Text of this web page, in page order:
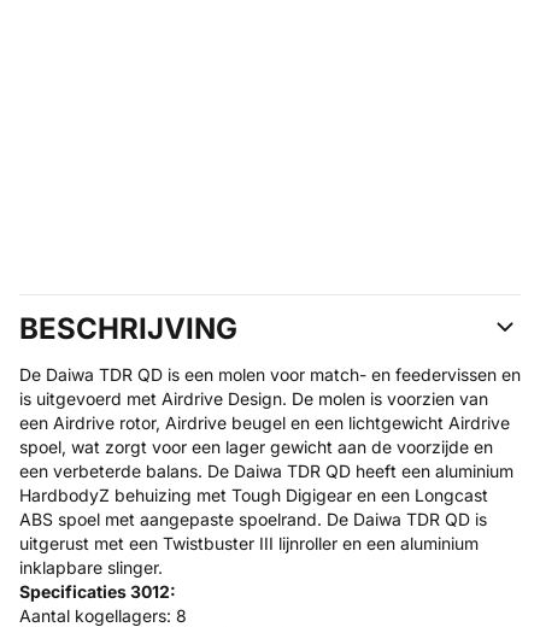
BESCHRIJVING
De Daiwa TDR QD is een molen voor match- en feedervissen en
is uitgevoerd met Airdrive Design. De molen is voorzien van
een Airdrive rotor, Airdrive beugel en een lichtgewicht Airdrive
spoel, wat zorgt voor een lager gewicht aan de voorzijde en
een verbeterde balans. De Daiwa TDR QD heeft een aluminium
HardbodyZ behuizing met Tough Digigear en een Longcast
ABS spoel met aangepaste spoelrand. De Daiwa TDR QD is
uitgerust met een Twistbuster III lijnroller en een aluminium
inklapbare slinger.
Specificaties 3012:
Aantal kogellagers: 8